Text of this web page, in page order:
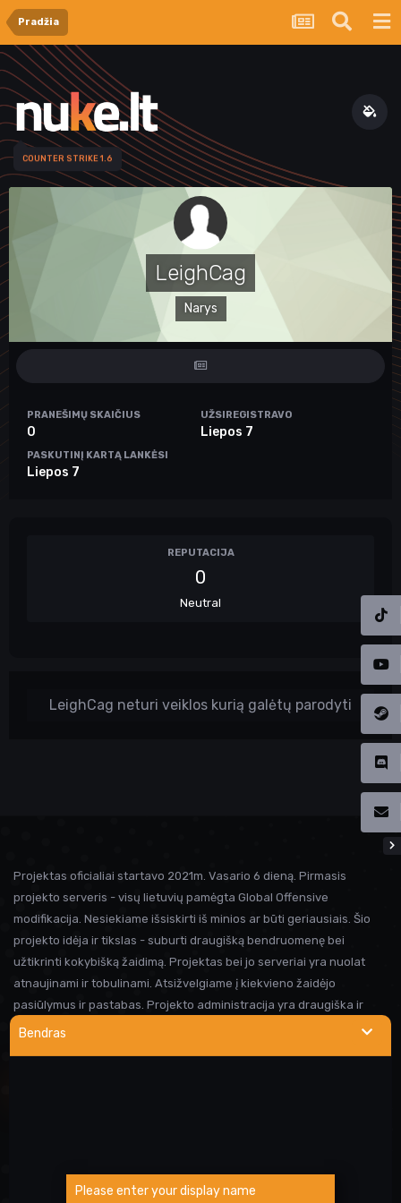
Pradžia
COUNTER STRIKE 1.6
LeighCag
Narys
PRANEŠIMŲ SKAIČIUS
0
UŽSIREGISTRAVO
Liepos 7
PASKUTINĮ KARTĄ LANKĖSI
Liepos 7
REPUTACIJA
0
Neutral
LeighCag neturi veiklos kurią galėtų parodyti
Bendras
Please enter your display name
Projektas oficialiai startavo 2021m. Vasario 6 dieną. Pirmasis
projekto serveris - visų lietuvių pamėgta Global Offensive
modifikacija. Nesiekiame išsiskirti iš minios ar būti geriausiais. Šio
projekto idėja ir tikslas - suburti draugišką bendruomenę bei
užtikrinti kokybišką žaidimą. Projektas bei jo serveriai yra nuolat
atnaujinami ir tobulinami. Atsižvelgiame į kiekvieno žaidėjo
pasiūlymus ir pastabas. Projekto administracija yra draugiška ir
visada linkusi padėti prireikus pagalbos. Iki susitikimo serveryje!
Atsiblokavimo anketa